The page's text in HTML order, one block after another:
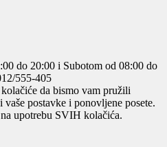
do 20:00 i Subotom od 08:00 do
555-405
da bismo vam pružili
postavke i ponovljene posete.
upotrebu SVIH kolačića.